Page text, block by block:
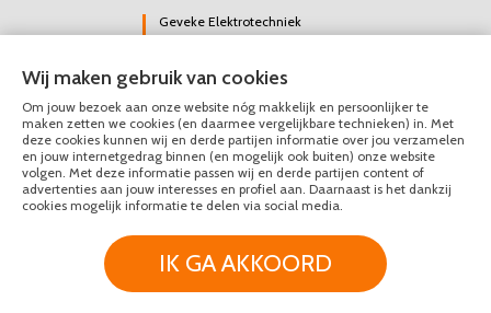
Geveke Elektrotechniek
3112 GK Schiedam
DIRECT CONTACT
OPNEMEN
010 426 8447
MAIL ONS
© Geveke Elektrotechniek 2020 - 2026
Algemene Voorwaarden
Wij maken gebruik van cookies
Om jouw bezoek aan onze website nóg makkelijk en persoonlijker te
maken zetten we cookies (en daarmee vergelijkbare technieken) in. Met
deze cookies kunnen wij en derde partijen informatie over jou verzamelen
en jouw internetgedrag binnen (en mogelijk ook buiten) onze website
volgen. Met deze informatie passen wij en derde partijen content of
advertenties aan jouw interesses en profiel aan. Daarnaast is het dankzij
cookies mogelijk informatie te delen via social media.
IK GA AKKOORD